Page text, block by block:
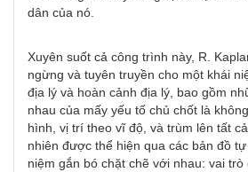
dân của nó.
Xuyên suốt cả công trình này, R.
ngừng và tuyên truyền cho một khái
địa lý và hoàn cảnh địa lý, bao gồm
nhau của mấy yếu tố chủ chốt là
hình, vị trí theo vĩ độ, và trùm lên tất
nhiên được thể hiện qua các bản đồ
niệm gắn bó chặt chẽ với nhau: vai